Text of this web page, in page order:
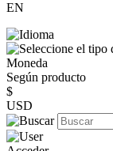
EN
Moneda
Según producto
$
USD